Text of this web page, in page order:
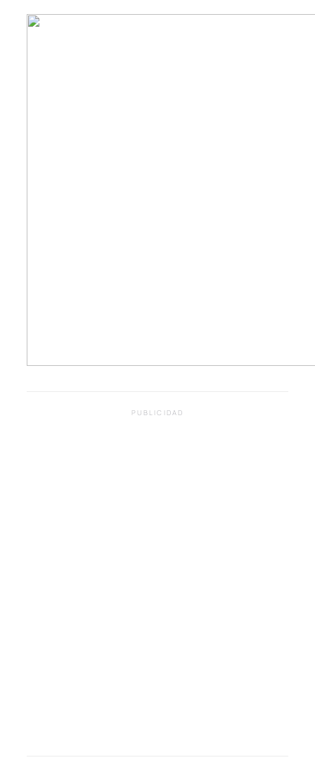
PUBLICIDAD